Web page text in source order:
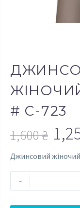
# C-723
1,600₴
ціна:
1,600 ₴.
Поточна
ціна:
1,250 ₴.
Джинсовий
-
Джинсовий
жіночий